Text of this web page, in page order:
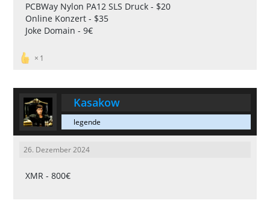
PCBWay Nylon PA12 SLS Druck - $20
Online Konzert - $35
Joke Domain - 9€
1
Kasakow
legende
26. Dezember 2024
XMR - 800€